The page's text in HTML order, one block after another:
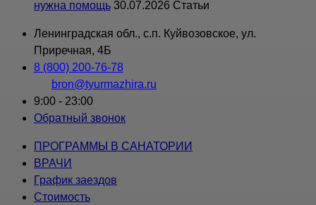
нужна помощь 30.07.2026 Статьи
Ленинградская обл., с.п. Куйвозовское, ул.
Приречная, 4Б
8 (800) 200-76-78
bron@tyurmazhira.ru
9:00 - 23:00
Обратный звонок
ПРОГРАММЫ В САНАТОРИИ
ВРАЧИ
График заездов
Стоимость